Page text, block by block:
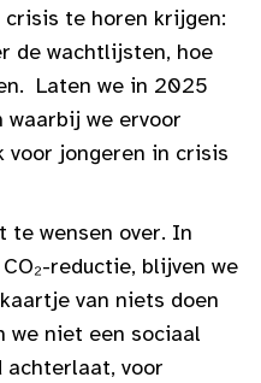
crisis te horen krijgen:
de wachtlijsten, hoe
Laten we in 2025
we ervoor
voor jongeren in crisis
te wensen over. In
reductie, blijven we
van niets doen
we niet een sociaal
voor